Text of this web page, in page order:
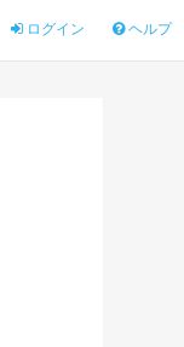
ログイン ヘルプ